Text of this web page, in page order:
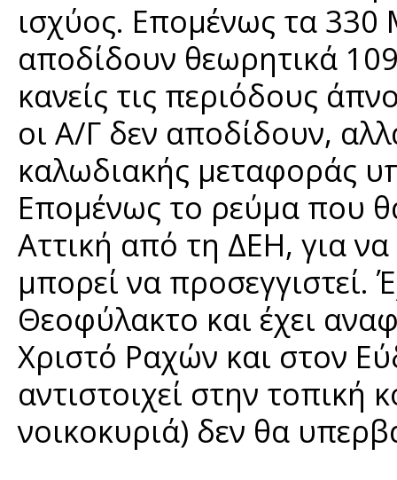
ισχύος. Επομένως τα 330
αποδίδουν θεωρητικά
κανείς τις περιόδους
οι Α/Γ δεν αποδίδουν,
καλωδιακής μεταφοράς
Επομένως το ρεύμα που
Αττική από τη ΔΕΗ, για
μπορεί να προσεγγιστεί.
Θεοφύλακτο και έχει
Χριστό Ραχών και στον
αντιστοιχεί στην τοπική
νοικοκυριά) δεν θα